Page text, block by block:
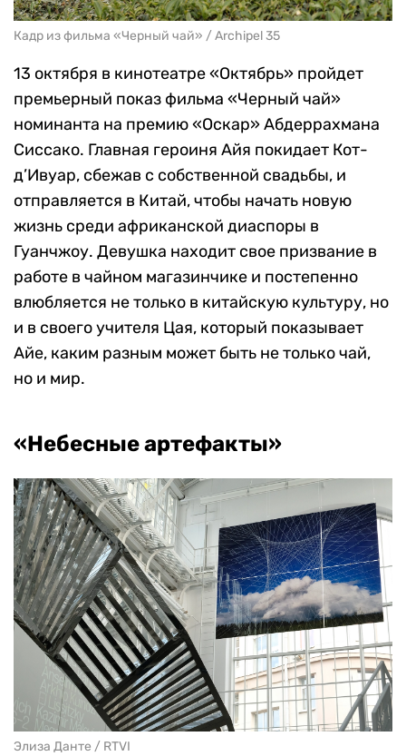
Кадр из фильма «Черный чай» / Archipel 35
13 октября в кинотеатре «Октябрь» пройдет
премьерный показ фильма «Черный чай»
номинанта на премию «Оскар» Абдеррахмана
Сиссако. Главная героиня Айя покидает Кот-
д’Ивуар, сбежав с собственной свадьбы, и
отправляется в Китай, чтобы начать новую
жизнь среди африканской диаспоры в
Гуанчжоу. Девушка находит свое призвание в
работе в чайном магазинчике и постепенно
влюбляется не только в китайскую культуру, но
и в своего учителя Цая, который показывает
Айе, каким разным может быть не только чай,
но и мир.
«Небесные артефакты»
Элиза Данте / RTVI